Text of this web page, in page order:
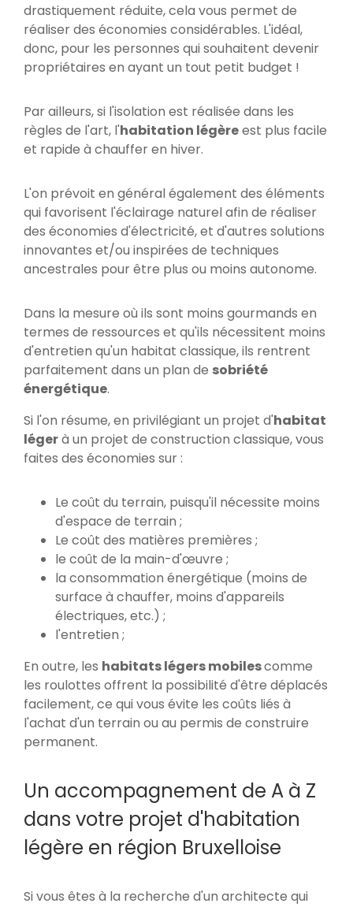
drastiquement réduite, cela vous permet de
réaliser des économies considérables. L'idéal,
donc, pour les personnes qui souhaitent devenir
propriétaires en ayant un tout petit budget !
Par ailleurs, si l'isolation est réalisée dans les
règles de l'art, l'habitation légèreest plus facile
et rapide à chauffer en hiver.
L'on prévoit en général également des éléments
qui favorisent l'éclairage naturel afin de réaliser
des économies d'électricité, et d'autres solutions
innovantes et/ou inspirées de techniques
ancestrales pour être plus ou moins autonome.
Dans la mesure où ils sont moins gourmands en
termes de ressources et qu'ils nécessitent moins
d'entretien qu'un habitat classique, ils rentrent
parfaitement dans un plan de sobriété
énergétique.
Si l'on résume, en privilégiant un projet d'habitat
légerà un projet de construction classique, vous
faites des économies sur :
Le coût du terrain, puisqu'il nécessite moins
d'espace de terrain ;
Le coût des matières premières ;
le coût de la main-d'œuvre ;
la consommation énergétique (moins de
surface à chauffer, moins d'appareils
électriques, etc.) ;
l'entretien ;
En outre, les habitats légers mobilescomme
les roulottes offrent la possibilité d'être déplacés
facilement, ce qui vous évite les coûts liés à
l'achat d'un terrain ou au permis de construire
permanent.
Un accompagnement de A à Z
dans votre projet d'habitation
légère en région Bruxelloise
Si vous êtes à la recherche d'un architecte qui